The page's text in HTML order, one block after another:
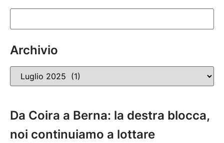
Archivio
Da Coira a Berna: la destra blocca,
noi continuiamo a lottare